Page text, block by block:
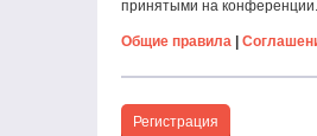
принятыми на
Общие правила
Регистрация